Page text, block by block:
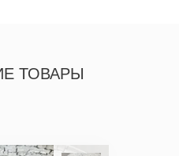
ТОВАРЫ